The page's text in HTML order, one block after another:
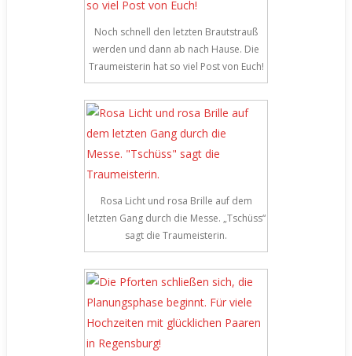
Noch schnell den letzten Brautstrauß
werden und dann ab nach Hause. Die
Traumeisterin hat so viel Post von Euch!
Rosa Licht und rosa Brille auf dem
letzten Gang durch die Messe. „Tschüss“
sagt die Traumeisterin.